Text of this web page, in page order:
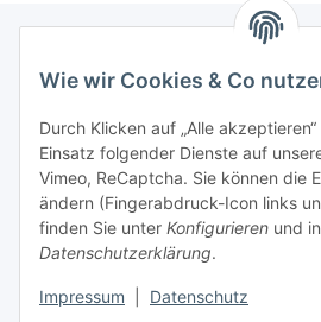
Wie wir Cookies & Co
Durch Klicken auf „Alle
Einsatz folgender Dienste auf
Vimeo, ReCaptcha. Sie können die
ändern (Fingerabdruck-Icon links
finden Sie unter Konfigurieren und
Datenschutzerklärung.
Impressum Datenschutz
Informationen
Gesetzliche Informationen
Mein Konto